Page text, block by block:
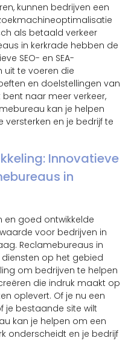
kunnen bedrijven een
als betaald verkeer
in kerkrade hebben de
SEO- en SEA-
uit te voeren die
en doelstellingen van
naar meer verkeer,
kan je helpen
versterken en je bedrijf te
Innovatieve
in
en goed ontwikkelde
voor bedrijven in
Reclamebureaus in
op het gebied
om bedrijven te helpen
die indruk maakt op
oplevert. Of je nu een
je bestaande site wilt
kan je helpen om een
onderscheidt en je bedrijf